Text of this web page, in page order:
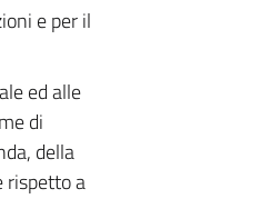
e per il
ed alle
di
della
rispetto a